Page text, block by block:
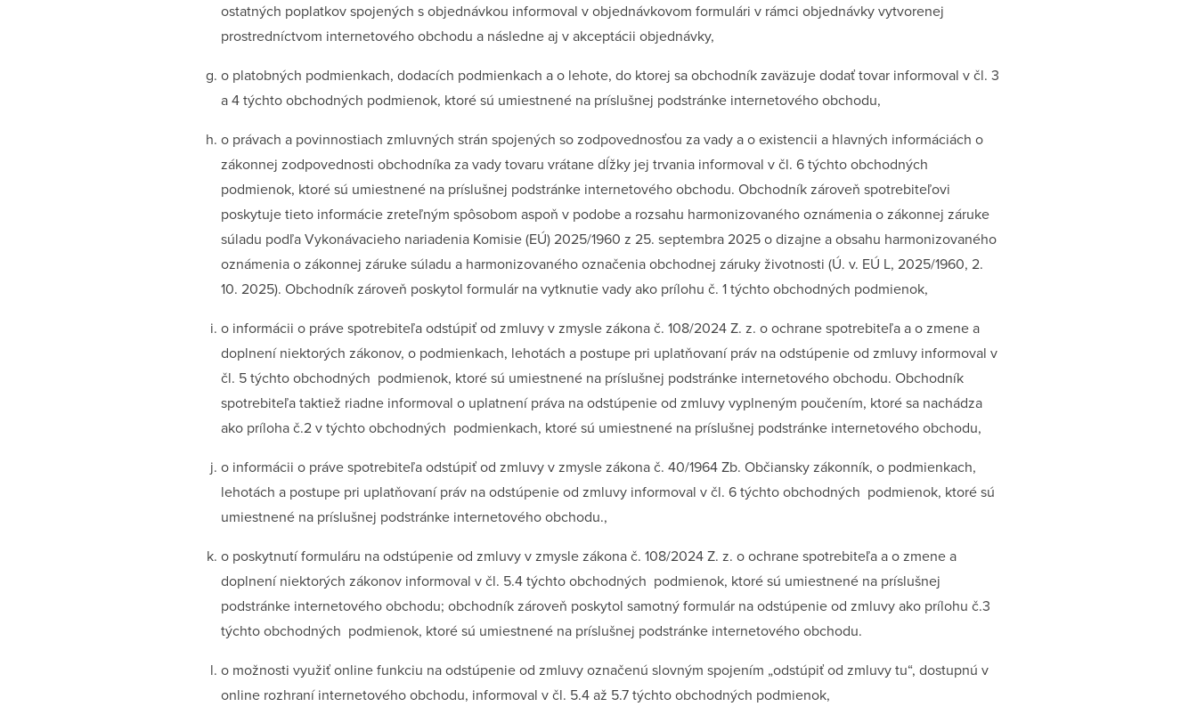
ostatných poplatkov spojených s objednávkou informoval v objednávkovom formulári v rámci objednávky vytvorenej
prostredníctvom internetového obchodu a následne aj v akceptácii objednávky,
o platobných podmienkach, dodacích podmienkach a o lehote, do ktorej sa obchodník zaväzuje dodať tovar informoval v čl. 3
a 4 týchto obchodných podmienok, ktoré sú umiestnené na príslušnej podstránke internetového obchodu,
o právach a povinnostiach zmluvných strán spojených so zodpovednosťou za vady a o existencii a hlavných informáciách o
zákonnej zodpovednosti obchodníka za vady tovaru vrátane dĺžky jej trvania informoval v čl. 6 týchto obchodných
podmienok, ktoré sú umiestnené na príslušnej podstránke internetového obchodu. Obchodník zároveň spotrebiteľovi
poskytuje tieto informácie zreteľným spôsobom aspoň v podobe a rozsahu harmonizovaného oznámenia o zákonnej záruke
súladu podľa Vykonávacieho nariadenia Komisie (EÚ) 2025/1960 z 25. septembra 2025 o dizajne a obsahu harmonizovaného
oznámenia o zákonnej záruke súladu a harmonizovaného označenia obchodnej záruky životnosti (Ú. v. EÚ L, 2025/1960, 2.
10. 2025). Obchodník zároveň poskytol formulár na vytknutie vady ako prílohu č. 1 týchto obchodných podmienok,
o informácii o práve spotrebiteľa odstúpiť od zmluvy v zmysle zákona č. 108/2024 Z. z. o ochrane spotrebiteľa a o zmene a
doplnení niektorých zákonov, o podmienkach, lehotách a postupe pri uplatňovaní práv na odstúpenie od zmluvy informoval v
čl. 5 týchto obchodných podmienok, ktoré sú umiestnené na príslušnej podstránke internetového obchodu. Obchodník
spotrebiteľa taktiež riadne informoval o uplatnení práva na odstúpenie od zmluvy vyplneným poučením, ktoré sa nachádza
ako príloha č.2 v týchto obchodných podmienkach, ktoré sú umiestnené na príslušnej podstránke internetového obchodu,
o informácii o práve spotrebiteľa odstúpiť od zmluvy v zmysle zákona č. 40/1964 Zb. Občiansky zákonník, o podmienkach,
lehotách a postupe pri uplatňovaní práv na odstúpenie od zmluvy informoval v čl. 6 týchto obchodných podmienok, ktoré sú
umiestnené na príslušnej podstránke internetového obchodu.,
o poskytnutí formuláru na odstúpenie od zmluvy v zmysle zákona č. 108/2024 Z. z. o ochrane spotrebiteľa a o zmene a
doplnení niektorých zákonov informoval v čl. 5.4 týchto obchodných podmienok, ktoré sú umiestnené na príslušnej
podstránke internetového obchodu; obchodník zároveň poskytol samotný formulár na odstúpenie od zmluvy ako prílohu č.3
týchto obchodných podmienok, ktoré sú umiestnené na príslušnej podstránke internetového obchodu.
o možnosti využiť online funkciu na odstúpenie od zmluvy označenú slovným spojením „odstúpiť od zmluvy tu“, dostupnú v
online rozhraní internetového obchodu, informoval v čl. 5.4 až 5.7 týchto obchodných podmienok,